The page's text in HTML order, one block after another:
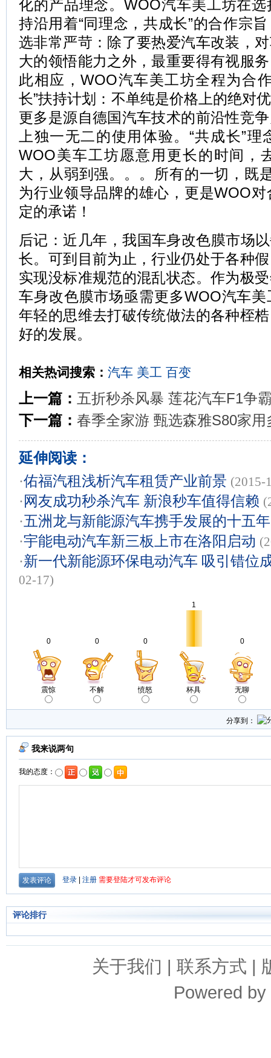
化的产品理念。WOO汽车美工坊在
持沿用着“同理念，共成长”的合作宗
选非常严苛：除了要热爱汽车改装，
大的领悟能力之外，最重要得有视服
此相应，WOO汽车美工坊全程为合
长”扶持计划：不单纯是价格上的绝对
更多是源自德国汽车技术的前沿性竞
上独一无二的使用体验。“共成长”
WOO美车工坊愿意用更长的时间，
大，从弱到强。。。所有的一切，既
为行业领导品牌的雄心，更是WOO
定的承诺！
后记：近几年，我国车身改色膜市场
长。可到目前为止，行业仍处于各种
实现没标准规范的混乱状态。作为极
车身改色膜市场亟需更多WOO汽车
年轻的思维去打破传统做法的各种桎
好的发展。
相关热词搜索： 汽车 美工 百变
上一篇： 五折秒杀风暴 莲花汽车F1争
下一篇： 春季全家游 甄选森雅S80家用
延伸阅读：
·佑福汽租浅析汽车租赁产业前景 (2015-
· 网友成功秒杀汽车 新浪秒车值得信赖
·五洲龙与新能源汽车携手发展的十五年
·宇能电动汽车新三板上市在洛阳启动
·新一代新能源环保电动汽车 吸引错位
02-17)
0
震惊
0
不解
0
愤怒
1
杯具
0
无聊
分享到：
评论排行
关于我们 | 联系方式 |
Powered by